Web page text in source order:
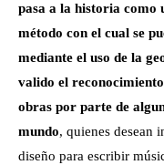
pasa a la historia
método con el cual se
mediante el uso de la
valido el
obras por parte de
mundo, quienes desean
diseño para escribir